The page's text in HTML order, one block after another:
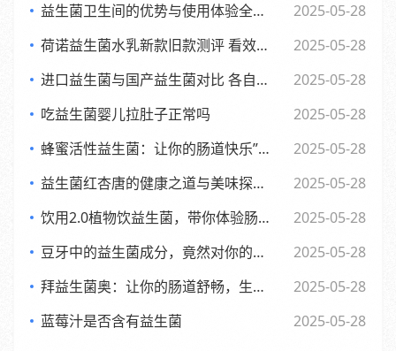
益生菌卫生间的优势与使用体验全面解析
2025-05-28
荷诺益生菌水乳新款旧款测评 看效果差异与使用感受
2025-05-28
进口益生菌与国产益生菌对比 各自优势及消费者该如何选择
2025-05-28
吃益生菌婴儿拉肚子正常吗
2025-05-28
蜂蜜活性益生菌：让你的肠道快乐”起来，享受生活每一天
2025-05-28
益生菌红杏唐的健康之道与美味探索之旅
2025-05-28
饮用2.0植物饮益生菌，带你体验肠道的全新活力风暴
2025-05-28
豆牙中的益生菌成分，竟然对你的肠道有如此奇妙的影响
2025-05-28
拜益生菌奥：让你的肠道舒畅，生活更轻松的小助手”
2025-05-28
蓝莓汁是否含有益生菌
2025-05-28